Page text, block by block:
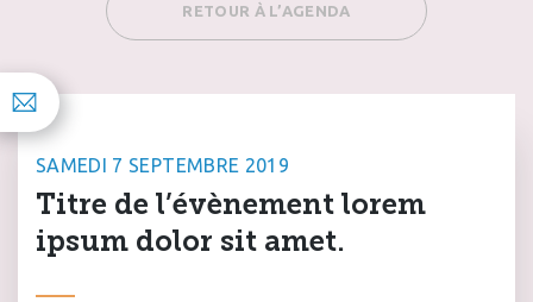
RETOUR À L’AGENDA
SAMEDI 7 SEPTEMBRE 2019
Titre de l’évènement lorem
ipsum dolor sit amet.